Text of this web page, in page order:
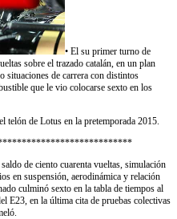
• El su primer turno de
sobre el trazado catalán, en un plan
situaciones de carrera con distintos
que le vio colocarse sexto en los
telón de Lotus en la pretemporada 2015.
de ciento cuarenta vueltas, simulación
en suspensión, aerodinámica y relación
culminó sexto en la tabla de tiempos al
E23, en la última cita de pruebas colectivas